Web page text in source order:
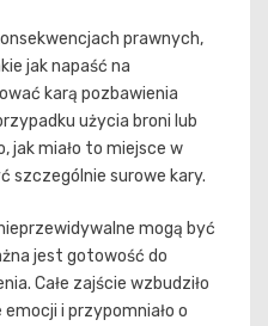
prawnych,
jak napaść na
karą pozbawienia
użycia broni lub
jak miało to miejsce w
szczególnie surowe kary.
mogą być
jest gotowość do
Całe zajście wzbudziło
i przypomniało o